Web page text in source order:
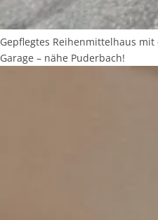
Gepflegtes Reihenmittelhaus
Garage – nähe Puderbach!